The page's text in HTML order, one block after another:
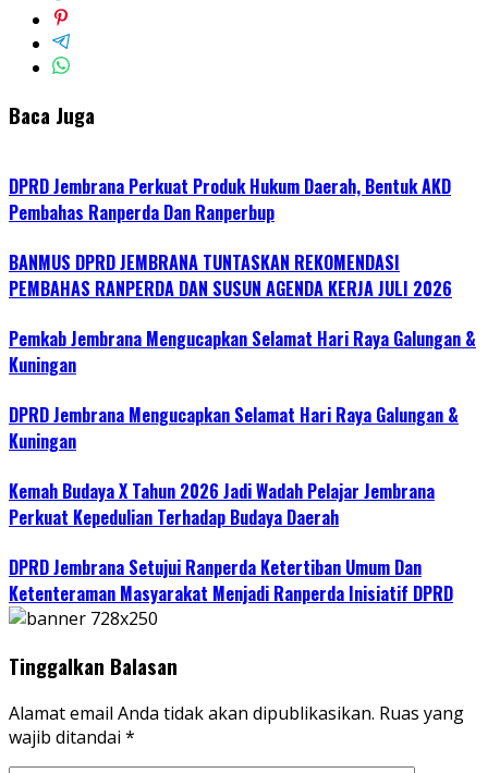
Baca Juga
DPRD Jembrana Perkuat Produk Hukum Daerah, Bentuk AKD
Pembahas Ranperda Dan Ranperbup
BANMUS DPRD JEMBRANA TUNTASKAN REKOMENDASI
PEMBAHAS RANPERDA DAN SUSUN AGENDA KERJA JULI 2026
Pemkab Jembrana Mengucapkan Selamat Hari Raya Galungan &
Kuningan
DPRD Jembrana Mengucapkan Selamat Hari Raya Galungan &
Kuningan
Kemah Budaya X Tahun 2026 Jadi Wadah Pelajar Jembrana
Perkuat Kepedulian Terhadap Budaya Daerah
DPRD Jembrana Setujui Ranperda Ketertiban Umum Dan
Ketenteraman Masyarakat Menjadi Ranperda Inisiatif DPRD
Tinggalkan Balasan
Alamat email Anda tidak akan dipublikasikan. Ruas yang
wajib ditandai *